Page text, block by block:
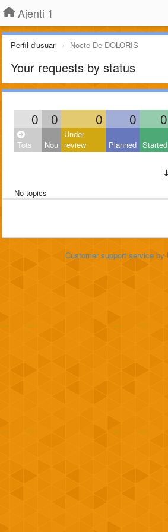
Ajenti 1
Perfil d'usuari Nocte De DOLORIS
Your requests by status
0 0 0 0 0
Tots Nou
Under
review
Planned Started
No topics
Customer support service by